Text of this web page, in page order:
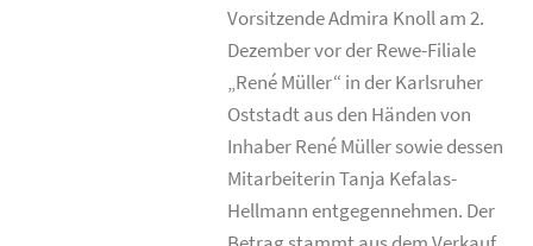
Vorsitzende Admira Knoll am 2.
Dezember vor der Rewe-Filiale
„René Müller“ in der Karlsruher
Oststadt aus den Händen von
Inhaber René Müller sowie dessen
Mitarbeiterin Tanja Kefalas-
Hellmann entgegennehmen. Der